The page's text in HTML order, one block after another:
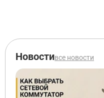
Новостивсе новости